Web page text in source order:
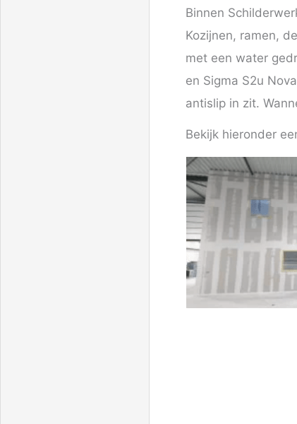
Binnen
Kozijnen, ramen,
met een water
en Sigma S2u
antislip in zit.
Bekijk hieronder